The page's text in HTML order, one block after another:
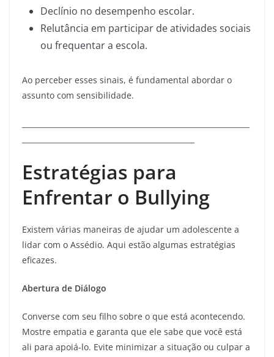
Declínio no desempenho escolar.
Relutância em participar de atividades sociais
ou frequentar a escola.
Ao perceber esses sinais, é fundamental abordar o
assunto com sensibilidade.
Estratégias para
Enfrentar o Bullying
Existem várias maneiras de ajudar um adolescente a
lidar com o Assédio. Aqui estão algumas estratégias
eficazes.
Abertura de Diálogo
Converse com seu filho sobre o que está acontecendo.
Mostre empatia e garanta que ele sabe que você está
ali para apoiá-lo. Evite minimizar a situação ou culpar a